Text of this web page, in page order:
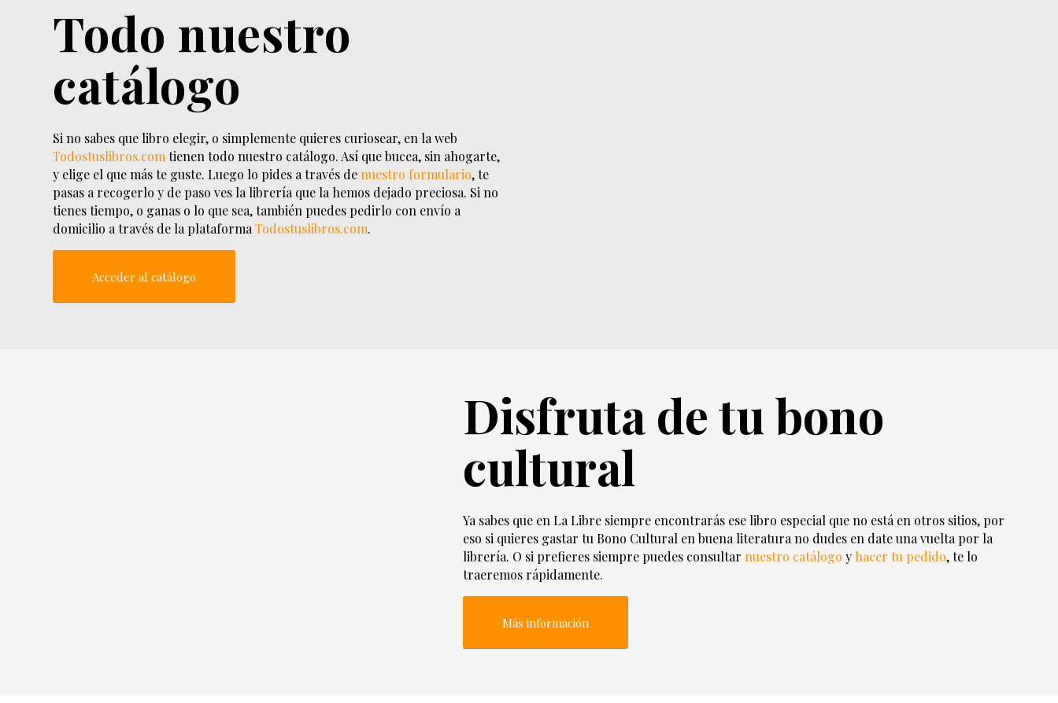
Todo nuestro
catálogo
Si no sabes que libro elegir, o simplemente quieres curiosear, en la web
Todostuslibros.com tienen todo nuestro catálogo. Así que bucea, sin ahogarte,
y elige el que más te guste. Luego lo pides a través denuestro formulario, te
pasas a recogerlo y de paso ves la librería que la hemos dejado preciosa. Si no
tienes tiempo, o ganas o lo que sea, también puedes pedirlo con envío a
domicilio a través de la plataforma Todostuslibros.com.
Acceder al catálogo
Disfruta de tu bono
cultural
Ya sabes que en La Libre siempre encontrarás ese libro especial que no está en otros sitios, por
eso si quieres gastar tu Bono Cultural en buena literatura no dudes en date una vuelta por la
librería. O si prefieres siempre puedes consultar nuestro catálogo y hacer tu pedido, te lo
traeremos rápidamente.
Más información